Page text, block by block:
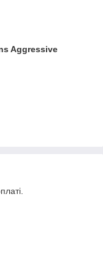
Aggressive